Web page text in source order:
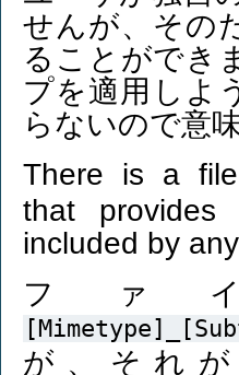
せんが、その
ることができ
プを適用しよ
らないので意
There is a
that
included by
ファ
が、それ